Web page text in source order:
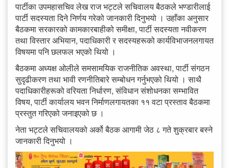
पार्टीका उपमहासचिव लेख राज भट्टले सचिवालय बैठकले भण्डारीलाई
पार्टी सदस्यता दिने निर्णय गरेको जानकारी दिनुभयो । उहाँका अनुसार
बैठकमा सरकारको कामकारबाहीको समीक्षा, पार्टी सदस्यता नवीकरण
तथा विस्तार अभियान, पदाधिकारी र सदस्यहरूको कार्यविभाजनलगायत
विषयमा पनि छलफल भएको थियो ।
बैठकमा अध्यक्ष ओलीले समसामयिक राजनीतिक अवस्था, पार्टी संगठन
सुदृढीकरण तथा भावी रणनीतिबारे सम्बोधन गर्नुभएको थियो । साथै
पदाधिकारीहरूको वरियता निर्धारण, संविधान संशोधनका सम्भावित
विषय, पार्टी कार्यालय भवन निर्माणलगायतका ११ वटा प्रस्ताव बैठकमा
प्रस्तुत गरिएको जनाइएको छ ।
नेता भट्टले सचिवालयको अर्को बैठक आगामी जेठ ८ गते शुक्रबार बस्ने
जानकारी दिनुभयो ।